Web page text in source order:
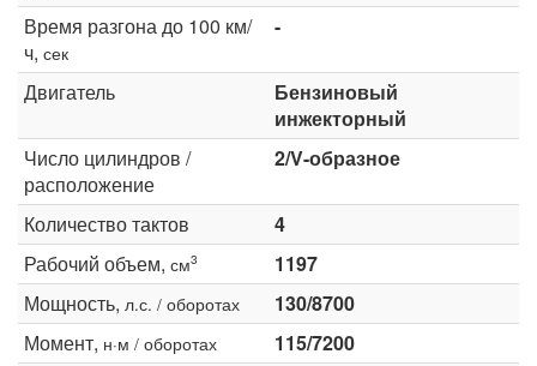
Время разгона до 100 км/
ч, сек
-
Двигатель
Бензиновый
инжекторный
Число цилиндров /
расположение
2/V-образное
Количество тактов
4
Рабочий объем, см3
1197
Мощность, л.с. / оборотах
130/8700
Момент, н·м / оборотах
115/7200